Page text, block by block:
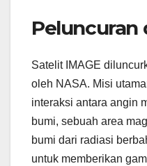
Peluncuran
Satelit IMAGE
oleh NASA. Misi
interaksi antara angin
bumi, sebuah area
bumi dari radiasi
untuk memberikan